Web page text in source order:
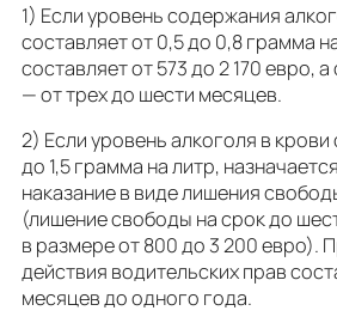
1) Если уровень содержания
составляет от 0,5 до 0,8 грамма
составляет от 573 до 2 170 евро,
— от трех до шести месяцев.
2) Если уровень алкоголя в крови
до 1,5 грамма на литр,
наказание в виде лишения
(лишение свободы на срок до
в размере от 800 до 3 200 евро).
действия водительских прав
месяцев до одного года.